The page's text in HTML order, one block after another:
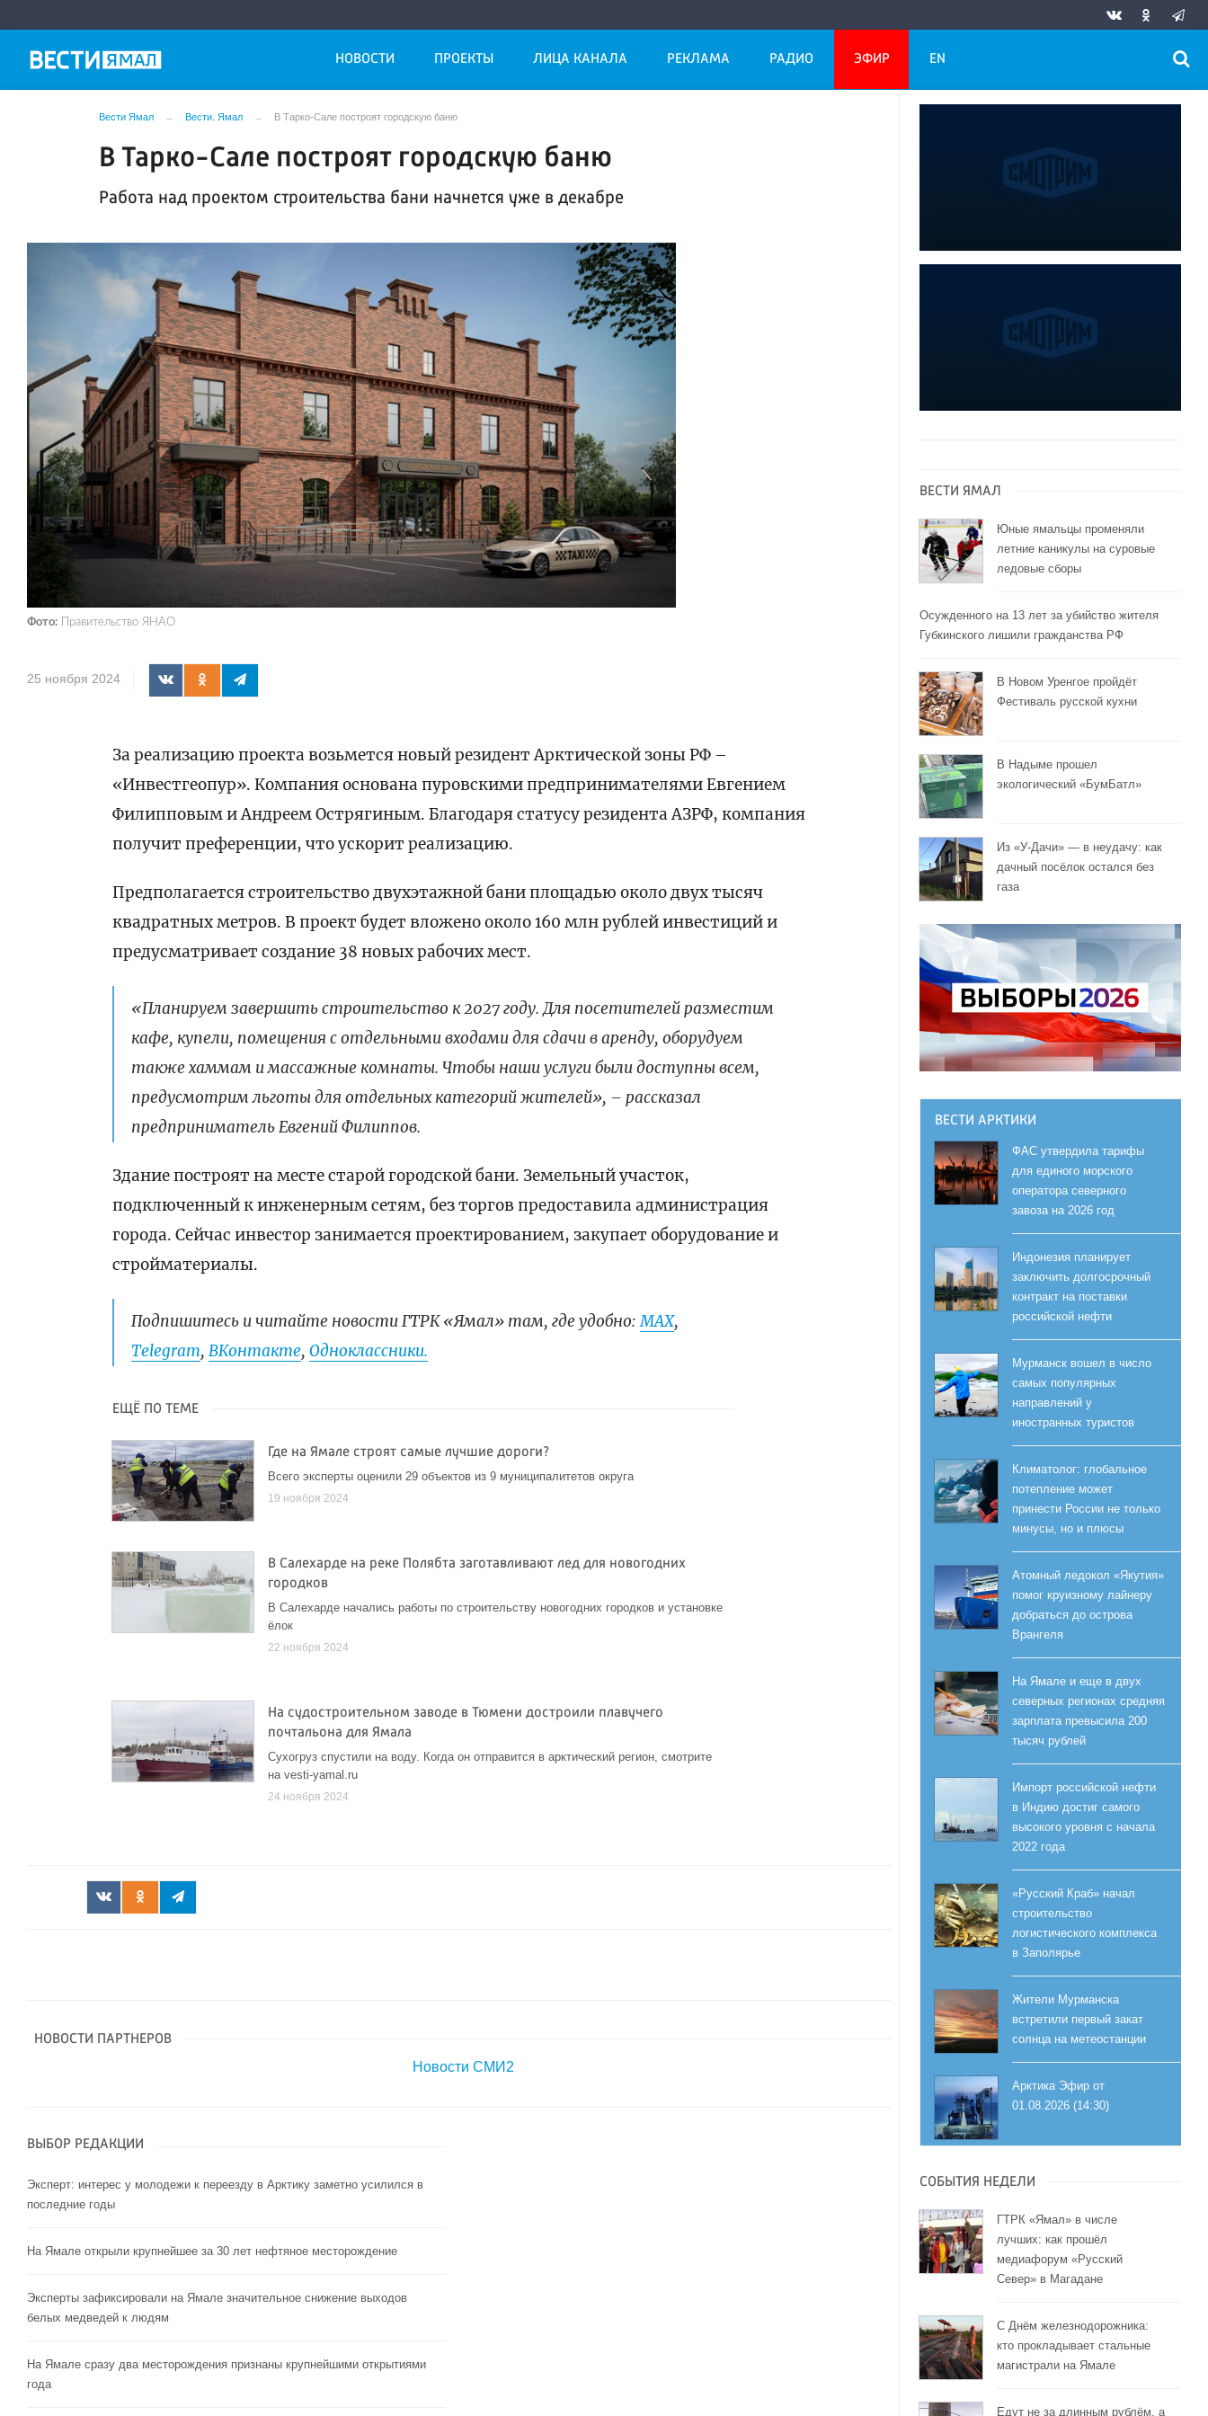
НОВОСТИ ПРОЕКТЫ ЛИЦА КАНАЛА РЕКЛАМА РАДИО ЭФИР EN
Вести Ямал Вести. Ямал В Тарко-Сале построят городскую баню
В Тарко-Сале построят городскую баню
Работа над проектом строительства бани начнется уже в декабре
Фото: Правительство ЯНАО
25 ноября 2024
За реализацию проекта возьмется новый резидент Арктической зоны РФ –
«Инвестгеопур». Компания основана пуровскими предпринимателями Евгением
Филипповым и Андреем Острягиным. Благодаря статусу резидента АЗРФ, компания
получит преференции, что ускорит реализацию.
Предполагается строительство двухэтажной бани площадью около двух тысяч
квадратных метров. В проект будет вложено около 160 млн рублей инвестиций и
предусматривает создание 38 новых рабочих мест.
«Планируем завершить строительство к 2027 году. Для посетителей разместим
кафе, купели, помещения с отдельными входами для сдачи в аренду, оборудуем
также хаммам и массажные комнаты. Чтобы наши услуги были доступны всем,
предусмотрим льготы для отдельных категорий жителей», – рассказал
предприниматель Евгений Филиппов.
Здание построят на месте старой городской бани. Земельный участок,
подключенный к инженерным сетям, без торгов предоставила администрация
города. Сейчас инвестор занимается проектированием, закупает оборудование и
стройматериалы.
Подпишитесь и читайте новости ГТРК «Ямал» там, где удобно:МАХ,
Telegram,ВКонтакте,Одноклассники.
ЕЩЁ ПО ТЕМЕ
Где на Ямале строят самые лучшие дороги?
Всего эксперты оценили 29 объектов из 9 муниципалитетов округа
19 ноября 2024
В Салехарде на реке Полябта заготавливают лед для новогодних
городков
В Салехарде начались работы по строительству новогодних городков и установке
ёлок
22 ноября 2024
На судостроительном заводе в Тюмени достроили плавучего
почтальона для Ямала
Сухогруз спустили на воду. Когда он отправится в арктический регион, смотрите
на vesti-yamal.ru
24 ноября 2024
НОВОСТИ ПАРТНЕРОВ
Новости СМИ2
ВЫБОР РЕДАКЦИИ
Эксперт: интерес у молодежи к переезду в Арктику заметно усилился в
последние годы
На Ямале открыли крупнейшее за 30 лет нефтяное месторождение
Эксперты зафиксировали на Ямале значительное снижение выходов
белых медведей к людям
На Ямале сразу два месторождения признаны крупнейшими открытиями
года
ВЕСТИ ЯМАЛ
Юные ямальцы променяли
летние каникулы на суровые
ледовые сборы
Осужденного на 13 лет за убийство жителя
Губкинского лишили гражданства РФ
В Новом Уренгое пройдёт
Фестиваль русской кухни
В Надыме прошел
экологический «БумБатл»
Из «У-Дачи» — в неудачу: как
дачный посёлок остался без
газа
ВЕСТИ АРКТИКИ
ФАС утвердила тарифы
для единого морского
оператора северного
завоза на 2026 год
Индонезия планирует
заключить долгосрочный
контракт на поставки
российской нефти
Мурманск вошел в число
самых популярных
направлений у
иностранных туристов
Климатолог: глобальное
потепление может
принести России не только
минусы, но и плюсы
Атомный ледокол «Якутия»
помог круизному лайнеру
добраться до острова
Врангеля
На Ямале и еще в двух
северных регионах средняя
зарплата превысила 200
тысяч рублей
Импорт российской нефти
в Индию достиг самого
высокого уровня с начала
2022 года
«Русский Краб» начал
строительство
логистического комплекса
в Заполярье
Жители Мурманска
встретили первый закат
солнца на метеостанции
Арктика Эфир от
01.08.2026 (14:30)
СОБЫТИЯ НЕДЕЛИ
ГТРК «Ямал» в числе
лучших: как прошёл
медиафорум «Русский
Север» в Магадане
С Днём железнодорожника:
кто прокладывает стальные
магистрали на Ямале
Едут не за длинным рублём, а